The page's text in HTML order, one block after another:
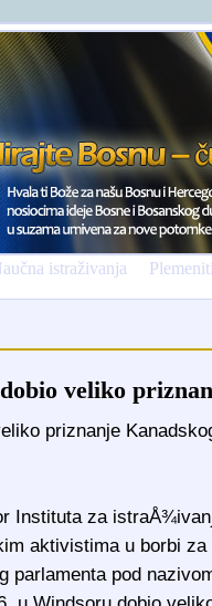
istraživanja
veliko
priznanje
Instituta za
aktivistima u borbi
parlamenta pod